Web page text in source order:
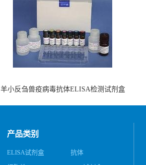
羊小反刍兽疫病毒抗体ELISA检测试剂盒
产品类别
ELISA试剂盒
抗体